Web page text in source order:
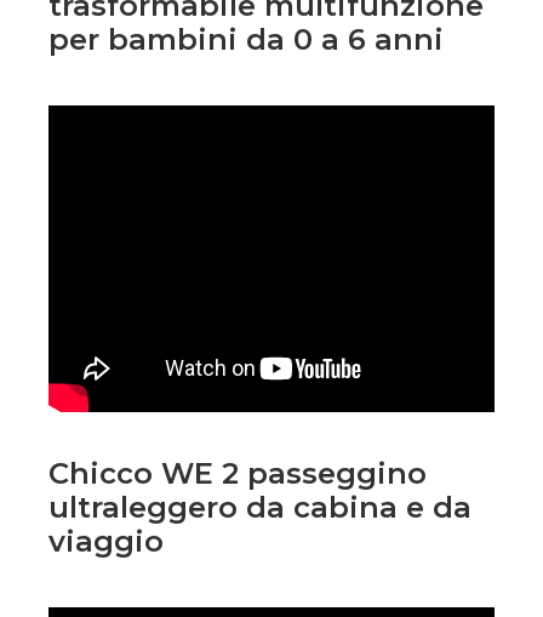
per bambini da 0 a 6 anni
Chicco WE 2 passeggino
ultraleggero da cabina e da
viaggio